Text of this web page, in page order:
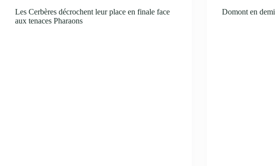
Les Cerbères décrochent leur place en finale face
aux tenaces Pharaons
Domont en